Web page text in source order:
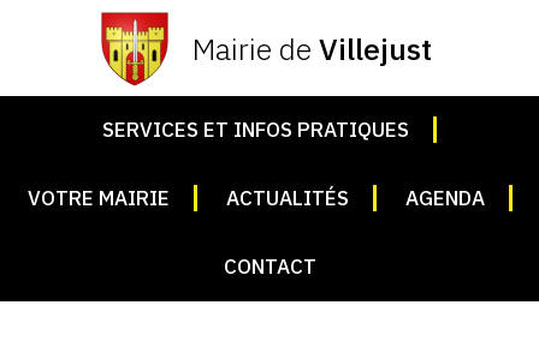
Mairie de Villejust
SERVICES ET INFOS PRATIQUES
VOTRE MAIRIE ACTUALITÉS AGENDA
CONTACT